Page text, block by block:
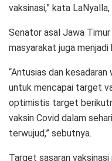
vaksinasi,” kata
Senator asal Jawa
masyarakat juga menjadi
“Antusias dan
untuk mencapai target
optimistis target
vaksin Covid dalam
terwujud,” sebutnya.
Target sasaran